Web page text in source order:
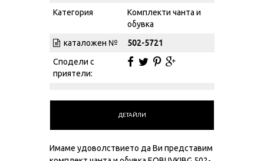
Категория
Комплекти чанта и
обувка
каталожен №
502-5721
Сподели с
приятели:
ДЕТАЙЛИ
Имаме удоволствието да Ви представим